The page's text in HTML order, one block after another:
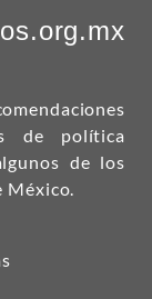
de política
de los
México.